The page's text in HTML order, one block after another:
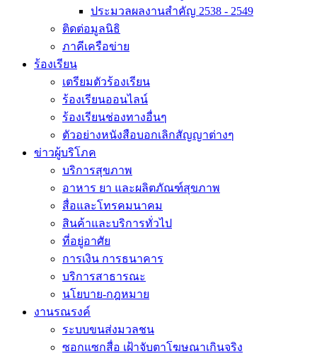
ประมวลผลงานสำคัญ 2538 - 2549
ติดต่อมูลนิธิ
ภาคีเครือข่าย
ร้องเรียน
เตรียมตัวร้องเรียน
ร้องเรียนออนไลน์
ร้องเรียนช่องทางอื่นๆ
ตัวอย่างหนังสือบอกเลิกสัญญาต่างๆ
ข่าวผู้บริโภค
บริการสุขภาพ
อาหาร ยา และผลิตภัณฑ์สุขภาพ
สื่อและโทรคมนาคม
สินค้าและบริการทั่วไป
ที่อยู่อาศัย
การเงิน การธนาคาร
บริการสาธารณะ
นโยบาย-กฎหมาย
งานรณรงค์
ระบบขนส่งมวลชน
ซอกแซกสื่อ เฝ้าจับตาโฆษณาเกินจริง